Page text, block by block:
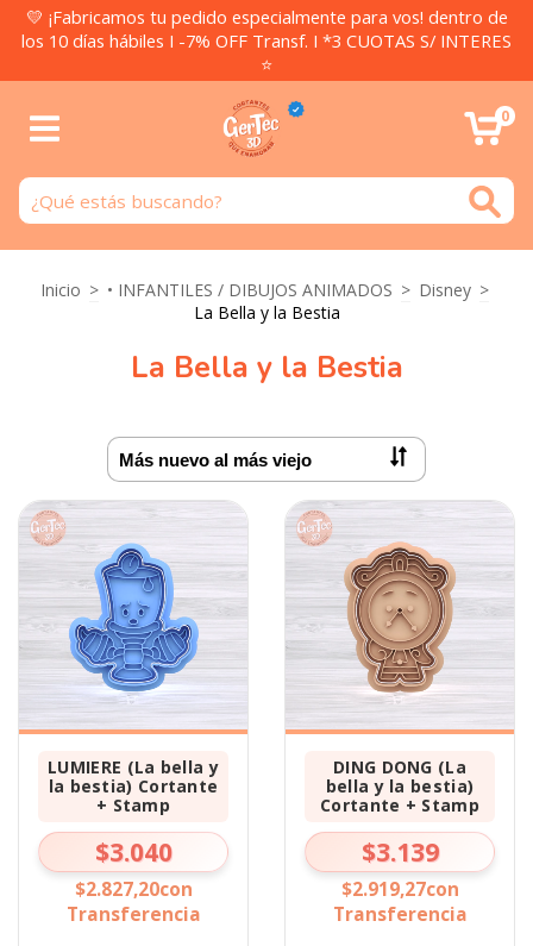
💛 ¡Fabricamos tu pedido especialmente para vos! dentro de
los 10 días hábiles I -7% OFF Transf. I *3 CUOTAS S/ INTERES
⭐
0
Inicio > • INFANTILES / DIBUJOS ANIMADOS > Disney >
La Bella y la Bestia
La Bella y la Bestia
LUMIERE (La bella y
la bestia) Cortante
+ Stamp
$3.040
$2.827,20con
Transferencia
DING DONG (La
bella y la bestia)
Cortante + Stamp
$3.139
$2.919,27con
Transferencia